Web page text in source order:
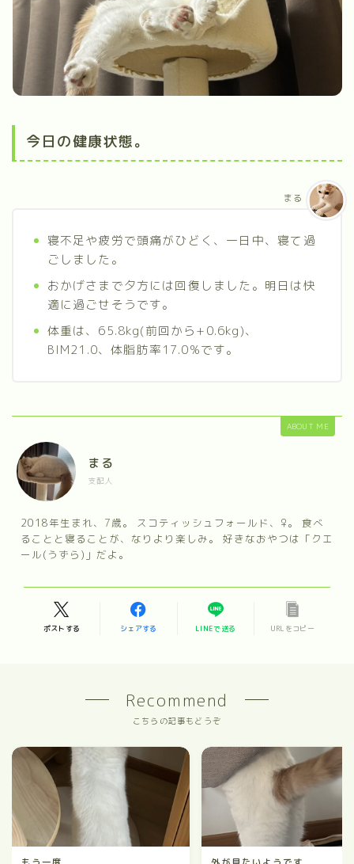
今日の健康状態。
寝不足や疲労で頭痛がひどく、一日中、寝て過
ごしました。
おかげさまで夕方には回復しました。明日は快
適に過ごせそうです。
体重は、65.8kg(前回から+0.6kg)、
BIM21.0、体脂肪率17.0%です。
まる
ABOUT ME
まる
支配人
2018年生まれ、7歳。 スコティッシュフォールド、♀。 食べ
ることと寝ることが、なりより楽しみ。 好きなおやつは「クエ
ール(うずら)」だよ。
ポストする シェアする LINEで送る URLをコピー
Recommend
こちらの記事もどうぞ